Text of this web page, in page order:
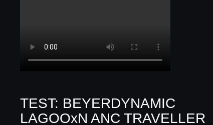
TEST: BEYERDYNAMIC
LAGOOxN ANC TRAVELLER